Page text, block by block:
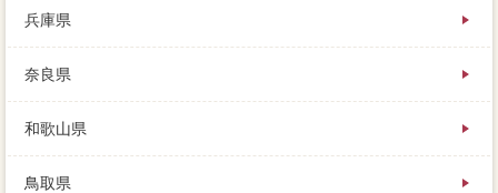
兵庫県
奈良県
和歌山県
鳥取県